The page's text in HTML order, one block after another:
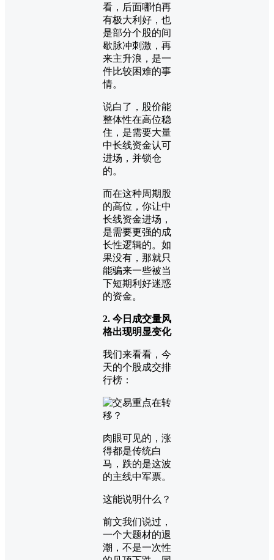
看，后面哪怕再
有极大利好，也
是部分个股的间
歇脉冲刺激，再
来主升浪，是一
件比较困难的事
情。
说白了，股价能
整体性在高位稳
住，是需要大量
中长线资金认可
进场，并锁仓
的。
而在这种周期股
的高位，你让中
长线资金进场，
是需要更强的成
长性逻辑的。如
果没有，那就只
能骗来一些被当
下短期利好迷惑
的资金。
2. 今日成交量风
格出现明显变化
我们来看看，今
天的个股成交排
行榜：
肉眼可见的，涨
得都是传统白
马，跌的是这波
的主线中军票。
这能说明什么？
前文我们说过，
一个大题材的退
潮，不是一次性